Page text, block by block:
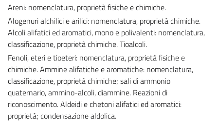
Areni: nomenclatura, proprietà fisiche e chimiche.
Alogenuri alchilici e arilici: nomenclatura, proprietà chimiche.
Alcoli alifatici ed aromatici, mono e polivalenti: nomenclatura,
classificazione, proprietà chimiche. Tioalcoli.
Fenoli, eteri e tioeteri: nomenclatura, proprietà fisiche e
chimiche. Ammine alifatiche e aromatiche: nomenclatura,
classificazione, proprietà chimiche; sali di ammonio
quaternario, ammino-alcoli, diammine. Reazioni di
riconoscimento. Aldeidi e chetoni alifatici ed aromatici:
proprietà; condensazione aldolica.